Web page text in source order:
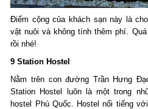
Điểm cộng của khách sạn này là
vật nuôi và không tính thêm phí.
rồi nhé!
9 Station Hostel
Nằm trên con đường Trần Hưng
Station Hostel luôn là một trong
hostel Phú Quốc. Hostel nổi tiếng